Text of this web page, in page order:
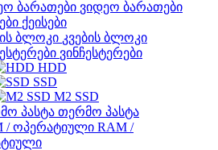
ვიდეო ბარათები
ქეისები
კვების ბლოკი
ვინჩესტერები
HDD
SSD
M2 SSD
თერმო პასტა
RAM /